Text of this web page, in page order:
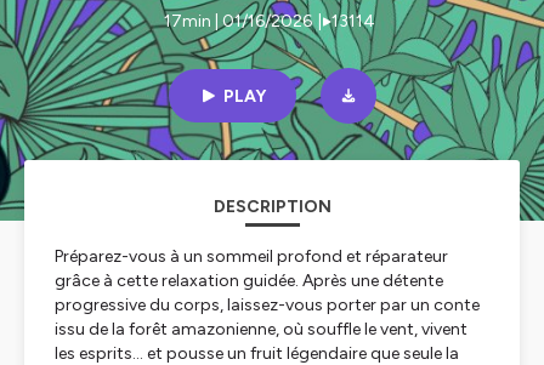
17min | 01/16/2026 13114
PLAY
DESCRIPTION
Préparez-vous à un sommeil profond et réparateur
grâce à cette relaxation guidée. Après une détente
progressive du corps, laissez-vous porter par un conte
issu de la forêt amazonienne, où souffle le vent, vivent
les esprits… et pousse un fruit légendaire que seule la